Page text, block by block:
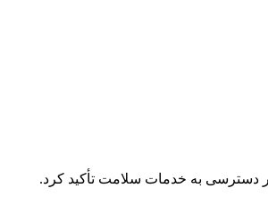
دسترسی به خدمات سلامت تأکید کرد.